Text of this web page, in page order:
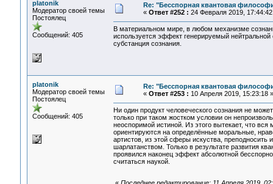
platonik
Модератор своей темы
Постоялец
Сообщений: 405
Re: "Бесспорная квантовая
« Ответ #252 : 24 Февраля 2019,
В материальном мире, в любом механизме
используется эффект генерируемый
субстанция сознания.
platonik
Модератор своей темы
Постоялец
Сообщений: 405
Re: "Бесспорная квантовая
« Ответ #253 : 10 Апреля 2019, 15:23:18 »
Ни один продукт человеческого сознания не
только при таком жостком условии он
неоспоримой истиной. Из этого вытекает, что
ориентируются на определённые моральные,
артистов, из этой сферы искуства,
шарлатанством. Только в результате развития
проявился наконец эффект абсолютной
считаться наукой.